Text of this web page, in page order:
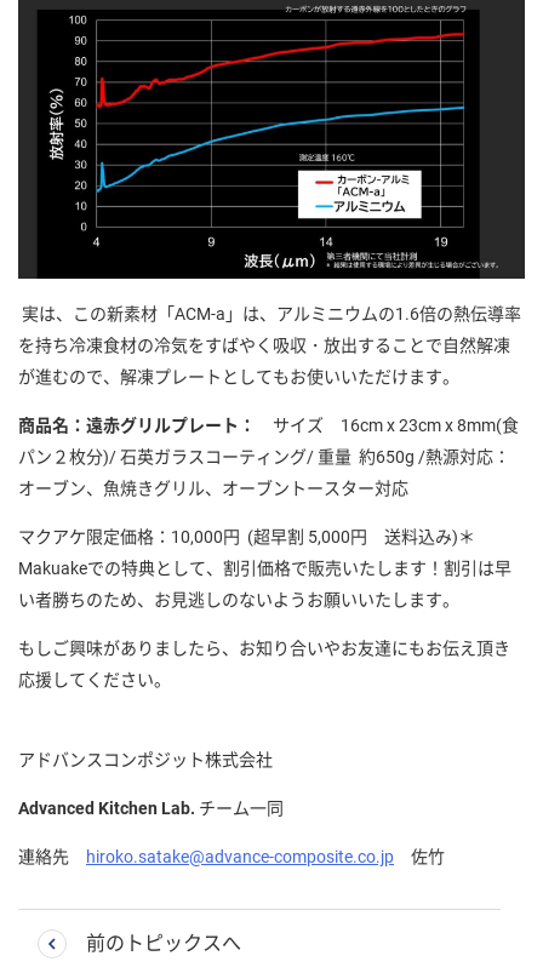
実は、この新素材「ACM-a」は、アルミニウムの1.6倍の熱伝導率
を持ち冷凍食材の冷気をすばやく吸収・放出することで自然解凍
が進むので、解凍プレートとしてもお使いいただけます。
商品名：遠赤グリルプレート： サイズ 16cm x 23cm x 8mm(食
パン２枚分)/ 石英ガラスコーティング/ 重量 約650g /熱源対応：
オーブン、魚焼きグリル、オーブントースター対応
マクアケ限定価格：10,000円 (超早割 5,000円 送料込み)＊
Makuakeでの特典として、割引価格で販売いたします！割引は早
い者勝ちのため、お見逃しのないようお願いいたします。
もしご興味がありましたら、お知り合いやお友達にもお伝え頂き
応援してください。
アドバンスコンポジット株式会社
Advanced Kitchen Lab. チーム一同
連絡先 hiroko.satake@advance-composite.co.jp 佐竹
前のトピックスへ